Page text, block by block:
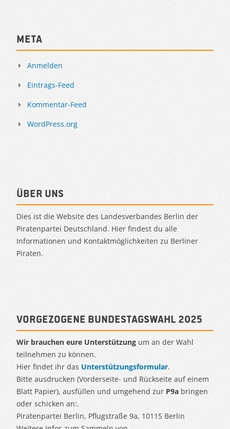
Meta
Anmelden
Eintrags-Feed
Kommentar-Feed
WordPress.org
Über uns
Dies ist die Website des Landesverbandes Berlin der
Piratenpartei Deutschland. Hier findest du alle
Informationen und Kontaktmöglichkeiten zu Berliner
Piraten.
Vorgezogene Bundestagswahl 2025
Wir brauchen eure Unterstützung um an der Wahl
teilnehmen zu können.
Hier findet ihr das Unterstützungsformular.
Bitte ausdrucken (Vorderseite- und Rückseite auf einem
Blatt Papier), ausfüllen und umgehend zur P9a bringen
oder schicken an:.
Piratenpartei Berlin, Pflugstraße 9a, 10115 Berlin